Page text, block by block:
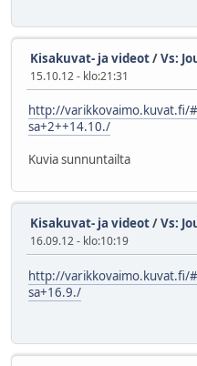
Kisakuvat- ja videot/Vs:
15.10.12 - klo:21:31
http://varikkovaimo.kuvat.fi/
sa+2++14.10./
Kuvia sunnuntailta
Kisakuvat- ja videot/Vs:
16.09.12 - klo:10:19
http://varikkovaimo.kuvat.fi/
sa+16.9./